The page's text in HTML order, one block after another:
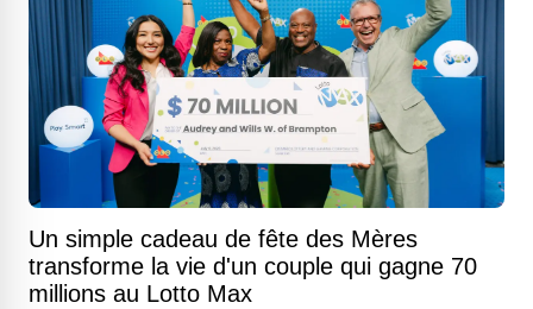
Un simple cadeau de fête des Mères
transforme la vie d'un couple qui gagne 70
millions au Lotto Max